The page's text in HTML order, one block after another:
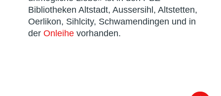
Bibliotheken Altstadt, Aussersihl, Altstetten,
Oerlikon, Sihlcity, Schwamendingen und in
derOnleihevorhanden.